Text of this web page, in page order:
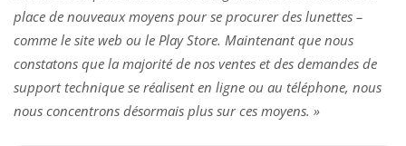
place de nouveaux moyens pour se procurer des lunettes –
comme le site web ou le Play Store. Maintenant que nous
constatons que la majorité de nos ventes et des demandes de
support technique se réalisent en ligne ou au téléphone, nous
nous concentrons désormais plus sur ces moyens. »